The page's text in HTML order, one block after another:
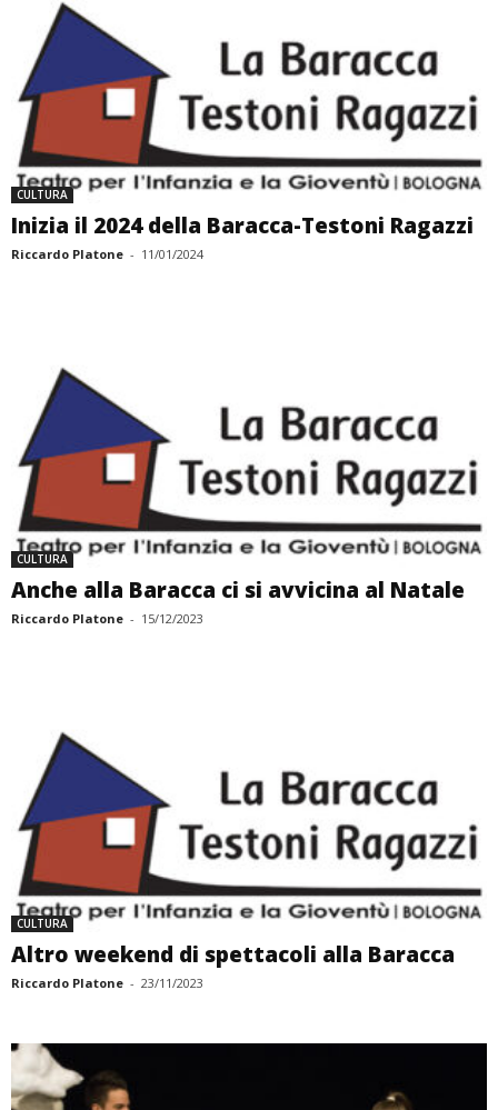
CULTURA
Inizia il 2024 della Baracca-Testoni Ragazzi
Riccardo Platone - 11/01/2024
CULTURA
Anche alla Baracca ci si avvicina al Natale
Riccardo Platone - 15/12/2023
CULTURA
Altro weekend di spettacoli alla Baracca
Riccardo Platone - 23/11/2023